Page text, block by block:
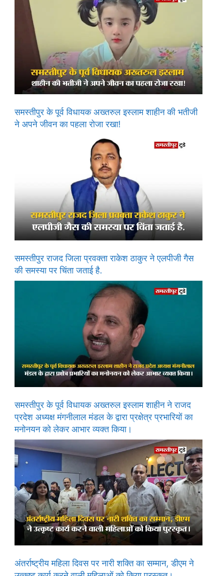
समस्तीपुर के पूर्व विधायक अख्तरुल इस्लाम शाहीन की भतीजी
ने अपने जीवन का पहला रोजा रखा!
समस्तीपुर राजद जिला प्रवक्ता राकेश ठाकुर ने एलपीजी गैस
की समस्या पर चिंता जताई है.
समस्तीपुर के पूर्व विधायक अख्तरुल इस्लाम शाहीन ने राजद
प्रदेश अध्यक्ष मंगनीलाल मंडल के द्वारा प्रक्षेत्र प्रभारियों का
मनोनयन को लेकर आभार व्यक्त किया।
अंतर्राष्ट्रीय महिला दिवस पर नारी शक्ति का सम्मान, डीएम ने